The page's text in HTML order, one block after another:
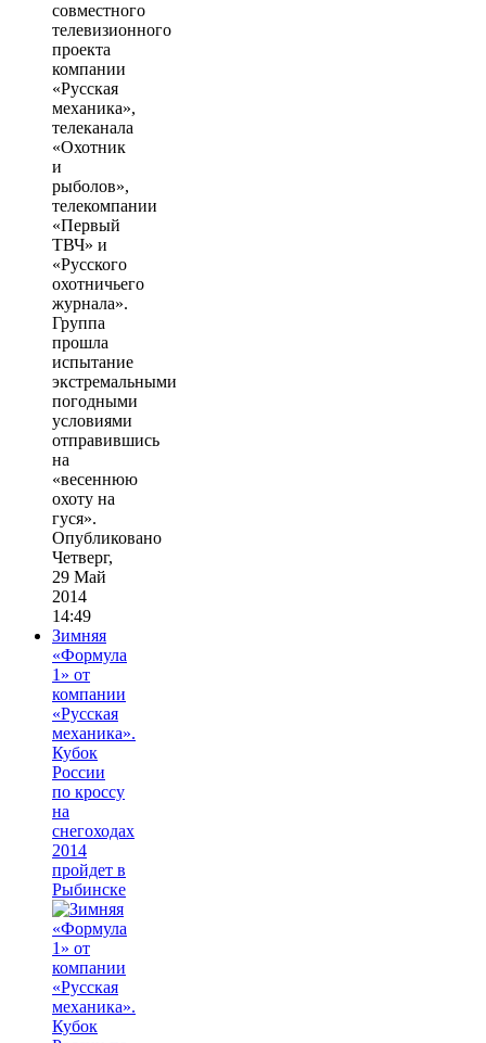
совместного
телевизионного
проекта
компании
«Русская
механика»,
телеканала
«Охотник
и
рыболов»,
телекомпании
«Первый
ТВЧ» и
«Русского
охотничьего
журнала».
Группа
прошла
испытание
экстремальными
погодными
условиями
отправившись
на
«весеннюю
охоту на
гуся».
Опубликовано
Четверг,
29 Май
2014
14:49
Зимняя
«Формула
1» от
компании
«Русская
механика».
Кубок
России
по кроссу
на
снегоходах
2014
пройдет в
Рыбинске